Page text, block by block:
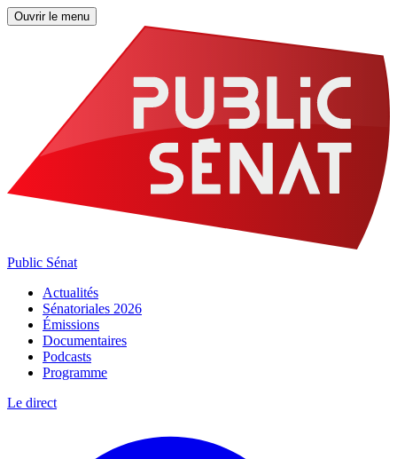
Ouvrir le menu
Public Sénat
Actualités
Sénatoriales 2026
Émissions
Documentaires
Podcasts
Programme
Le direct